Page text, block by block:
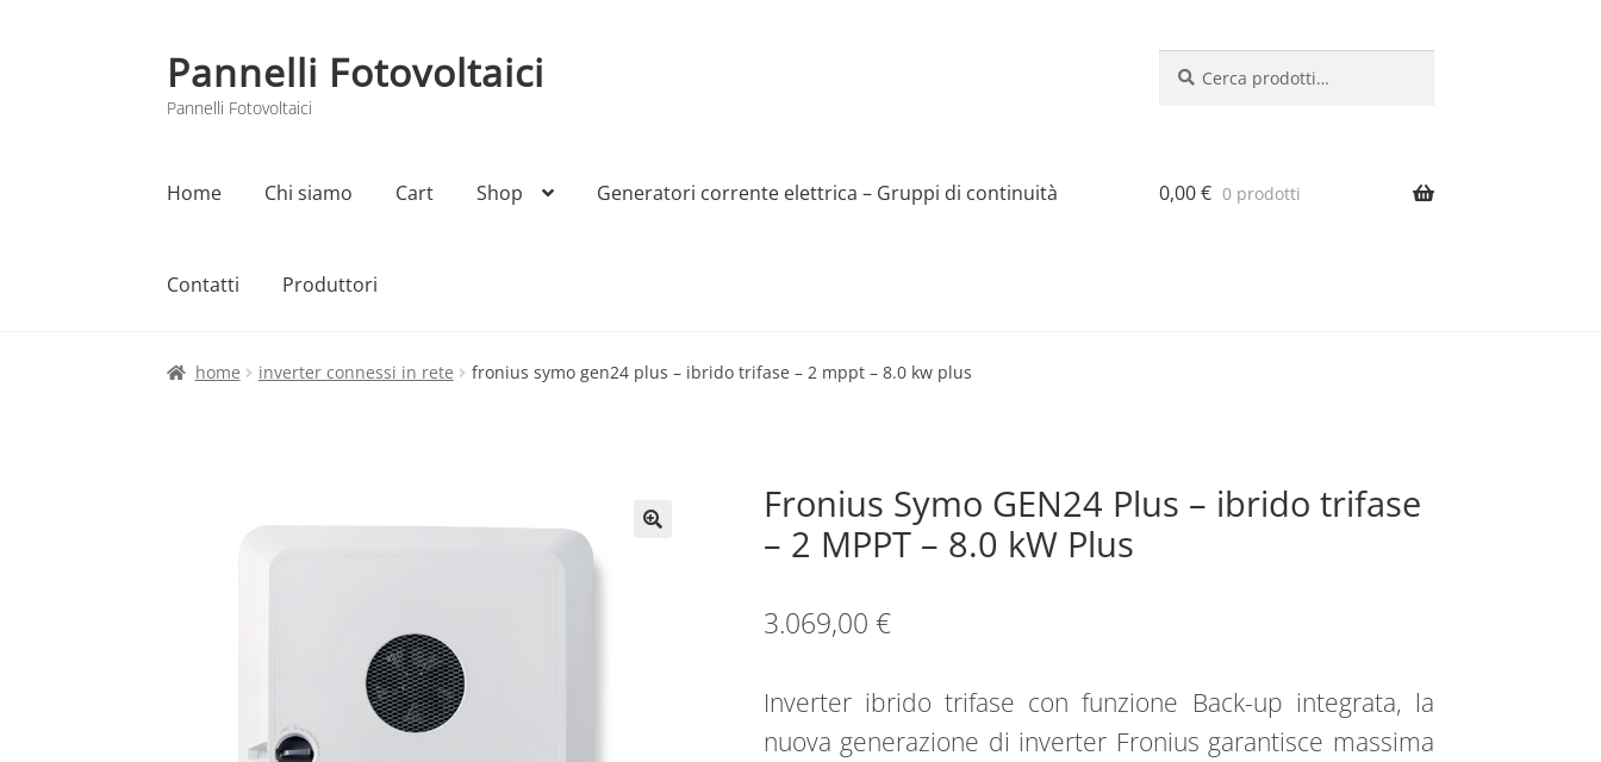
Vai
alla
navigazione
Vai
al
contenuto
Pannelli Fotovoltaici
Pannelli Fotovoltaici
Home Chi siamo Cart Shop Generatori corrente elettrica – Gruppi di continuità
Contatti Produttori
Home Cart Checkout Chi siamo Contatti My account Produttori Sample Page Shop
0,00€ 0 prodotti
home inverter connessi in rete fronius symo gen24 plus – ibrido trifase – 2 mppt – 8.0 kw plus
Fronius Symo GEN24 Plus – ibrido trifase
– 2 MPPT – 8.0 kW Plus
3.069,00 €
Inverter ibrido trifase con funzione Back-up integrata, la
nuova generazione di inverter Fronius garantisce massima